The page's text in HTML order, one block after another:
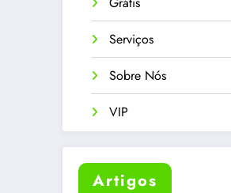
Serviços
Sobre Nós
VIP
Artigos